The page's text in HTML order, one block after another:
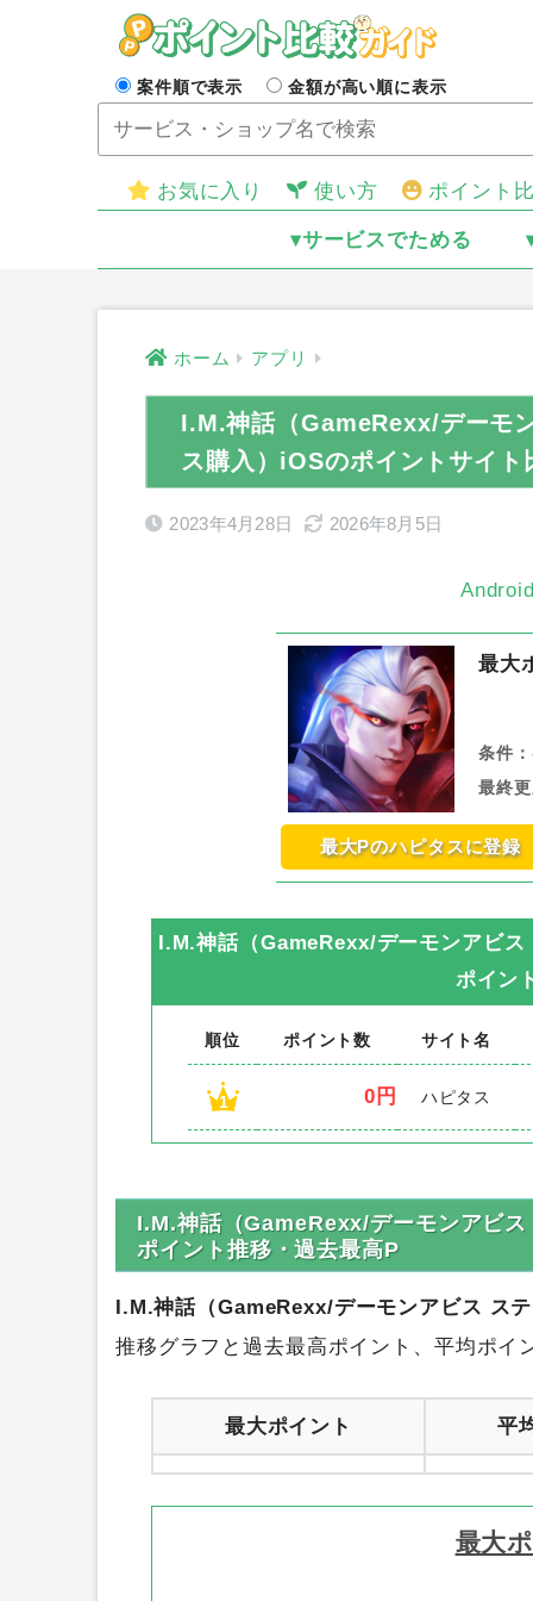
案件順で表示 金額が高い順に表示
お気に入り 使い方 ポイント
▾サービスでためる
ホーム アプリ
I.M.神話（GameRexx/デーモ
ス購入）iOSのポイントサイト
2023年4月28日 2026年8月5日
最大
条件：
最終
最大Pのハピタスに登録
I.M.神話（GameRexx/デーモンアビ
ポイン
順位 ポイント数 サイト名
1 0円 ハピタス
I.M.神話（GameRexx/デーモンアビ
ポイント推移・過去最高P
I.M.神話（GameRexx/デーモンアビス ス
推移グラフと過去最高ポイント、平均ポイ
平